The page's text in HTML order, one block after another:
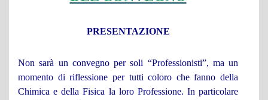
PRESENTAZIONE
Non sarà un convegno per soli “Professionisti”, ma un
momento di riflessione per tutti coloro che fanno della
Chimica e della Fisica la loro Professione. In particolare